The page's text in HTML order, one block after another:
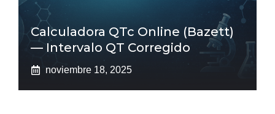
Calculadora QTc Online (Bazett)
— Intervalo QT Corregido
noviembre 18, 2025